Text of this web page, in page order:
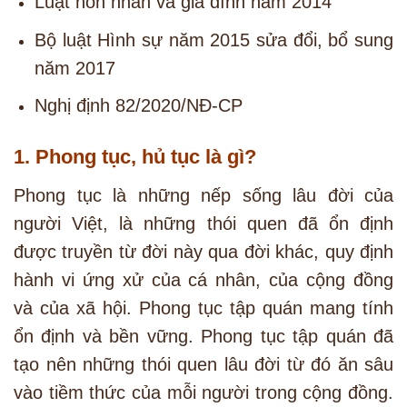
Bộ luật Hình sự năm 2015 sửa đổi, bổ sung
năm 2017
Nghị định 82/2020/NĐ-CP
1. Phong tục, hủ tục là gì?
Phong tục là những nếp sống lâu đời của
người Việt, là những thói quen đã ổn định
được truyền từ đời này qua đời khác, quy định
hành vi ứng xử của cá nhân, của cộng đồng
và của xã hội. Phong tục tập quán mang tính
ổn định và bền vững. Phong tục tập quán đã
tạo nên những thói quen lâu đời từ đó ăn sâu
vào tiềm thức của mỗi người trong cộng đồng.